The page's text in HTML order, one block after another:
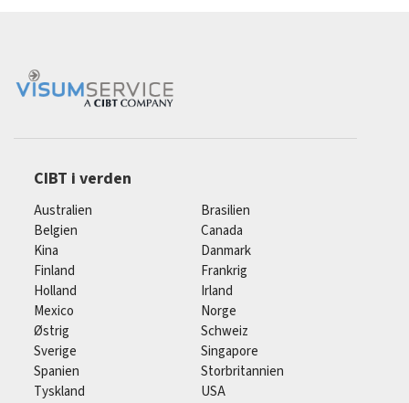
CIBT i verden
Australien
Brasilien
Belgien
Canada
Kina
Danmark
Finland
Frankrig
Holland
Irland
Mexico
Norge
Østrig
Schweiz
Sverige
Singapore
Spanien
Storbritannien
Tyskland
USA